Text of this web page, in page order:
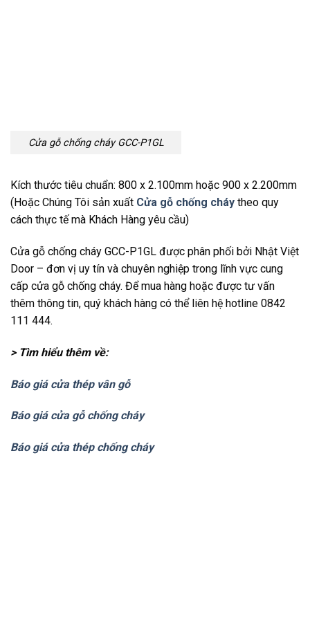
Cửa gỗ chống cháy GCC-P1GL
Kích thước tiêu chuẩn: 800 x 2.100mm hoặc 900 x 2.200mm
(Hoặc Chúng Tôi sản xuất Cửa gỗ chống cháy theo quy
cách thực tế mà Khách Hàng yêu cầu)
Cửa gỗ chống cháy GCC-P1GL được phân phối bởi Nhật Việt
Door – đơn vị uy tín và chuyên nghiệp trong lĩnh vực cung
cấp cửa gỗ chống cháy. Để mua hàng hoặc được tư vấn
thêm thông tin, quý khách hàng có thể liên hệ hotline 0842
111 444.
> Tìm hiểu thêm về:
Báo giá cửa thép vân gỗ
Báo giá cửa gỗ chống cháy
Báo giá cửa thép chống cháy